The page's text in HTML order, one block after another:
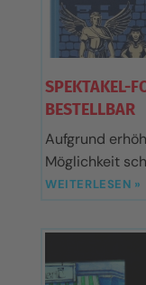
SPEKTAKEL-
BESTELLBAR
Aufgrund
Möglichkeit
WEITERLESEN »